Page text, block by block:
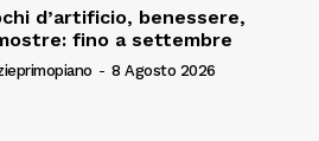
d’artificio, benessere,
fino a settembre
- 8 Agosto 2026